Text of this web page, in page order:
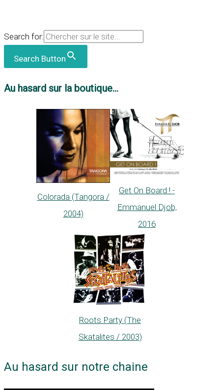
Search for:
Search Button
Au hasard sur la boutique...
Colorada (Tangora /
2004)
Get On Board ! -
Emmanuel Djob,
2016
Roots Party (The
Skatalites / 2003)
Au hasard sur notre chaine